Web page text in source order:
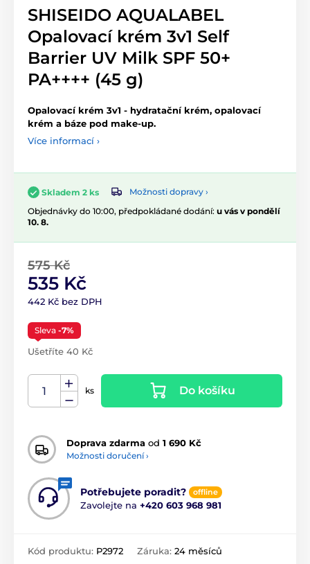
SHISEIDO AQUALABEL
Opalovací krém 3v1 Self
Barrier UV Milk SPF 50+
PA++++ (45 g)
Opalovací krém 3v1 - hydratační krém, opalovací
krém a báze pod make-up.
Více informací ›
Skladem 2 ks
Možnosti dopravy ›
Objednávky do 10:00, předpokládané dodání: u vás v pondělí
10. 8.
575 Kč
535 Kč
442 Kč bez DPH
Sleva -7%
Ušetříte 40 Kč
ks Do košíku
Doprava zdarma od 1 690 Kč
Možnosti doručení ›
Potřebujete poradit? offline
Zavolejte na +420 603 968 981
Kód produktu: P2972 Záruka: 24 měsíců